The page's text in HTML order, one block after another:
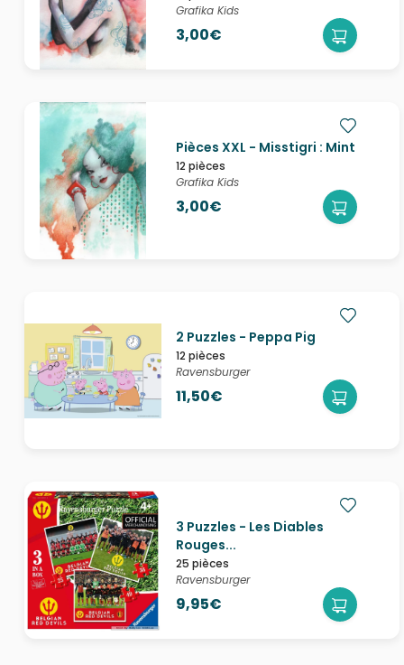
Grafika Kids
3,00€
Pièces XXL - Misstigri : Mint
12 pièces
Grafika Kids
3,00€
2 Puzzles - Peppa Pig
12 pièces
Ravensburger
11,50€
3 Puzzles - Les Diables
Rouges...
25 pièces
Ravensburger
9,95€